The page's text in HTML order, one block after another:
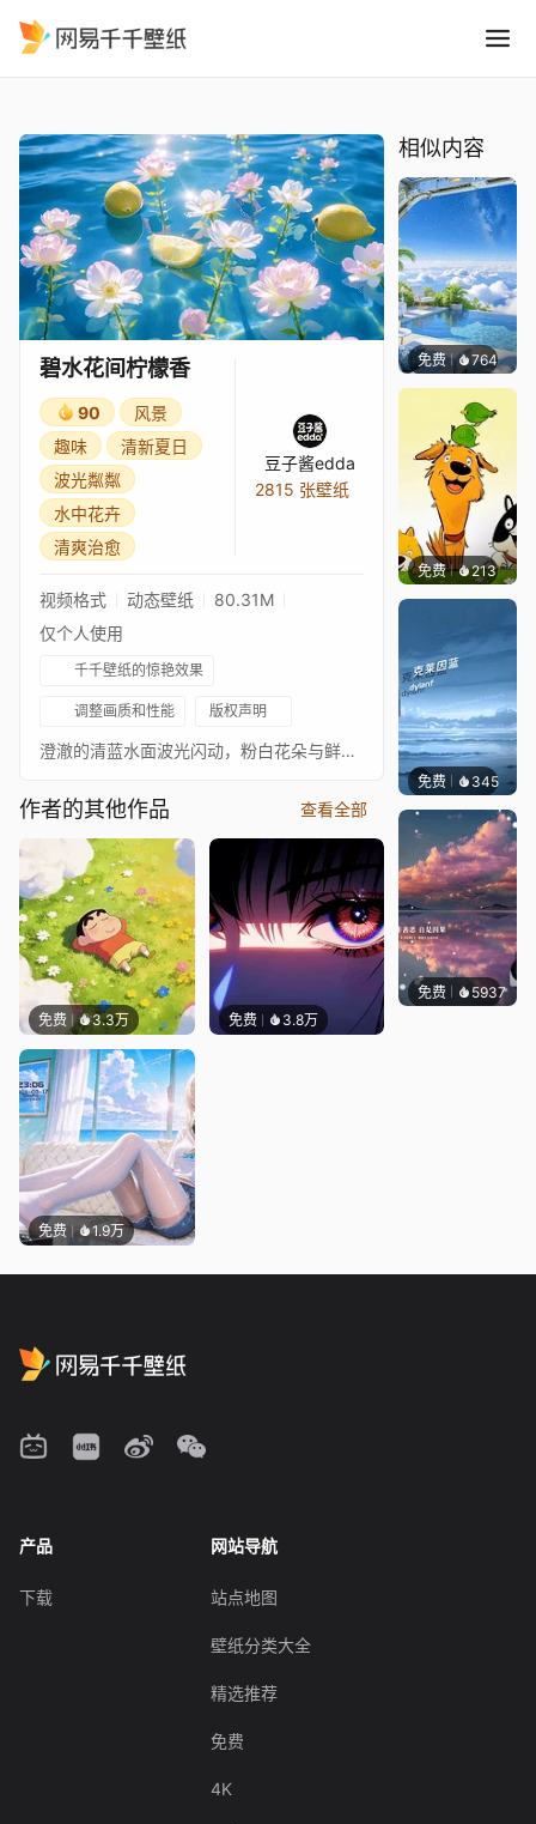
碧水花间柠檬香
90
风景
趣味
清新夏日
波光粼粼
水中花卉
清爽治愈
豆子酱edda
2815 张壁纸
视频格式 动态壁纸
80.31M
仅个人使用
千千壁纸的惊艳效果
调整画质和性能 版权声明
澄澈的清蓝水面波光闪动，粉白花朵与鲜黄柠檬浮在水上，阳光洒落出星星点点的闪光，氛围清爽宜人。
作者的其他作品 查看全部
免费 3.3万 免费 3.8万
免费 1.9万
相似内容
免费 764豆子
免费 213渔小小
免费 345冰茶Ln
免费 5937冰茶
产品
下载
网站导航
站点地图
壁纸分类大全
精选推荐
免费
4K